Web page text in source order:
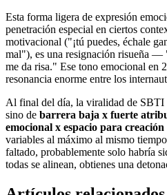
Esta forma ligera de expresión
penetración especial en ciertos
motivacional ("¡tú puedes, échale
mal"), es una resignación risueña —
me da risa." Ese tono emocional en
resonancia enorme entre los
Al final del día, la viralidad de SBTI
sino de barrera baja x fuerte
emocional x espacio para
variables al máximo al mismo
faltado, probablemente solo habría
todas se alinean, obtienes una